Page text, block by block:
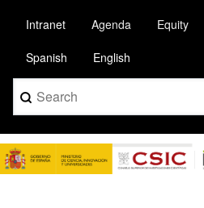
main
content
Intranet Agenda Equity
Spanish English
Search
Image